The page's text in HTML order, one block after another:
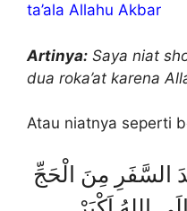
ta’ala Allahu Akbar
Artinya: Saya niat
dua roka’at karena
Atau niatnya seperti
السَّفَرِ مِنَ الْحَجِّ